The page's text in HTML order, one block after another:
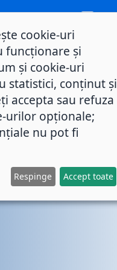
cookie-uri
funcționare și
și cookie-uri
statistici, conținut și
accepta sau refuza
urilor opționale;
nu pot fi
Respinge Accept toate